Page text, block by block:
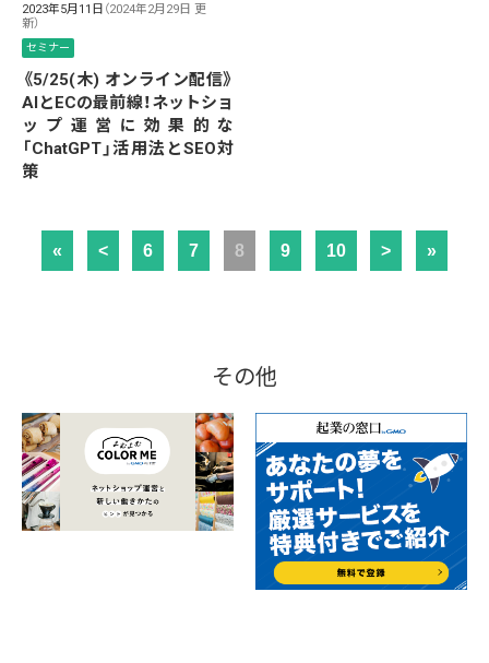
2023年5月11日 （2024年2月29日 更
新）
セミナー
《5/25(木) オンライン配信》
AIとECの最前線！ネットショ
ップ運営に効果的な
「ChatGPT」活用法とSEO対
策
« < 6 7 8 9 10 > »
その他